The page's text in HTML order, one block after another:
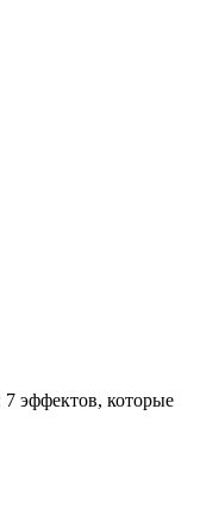
7 эффектов, которые